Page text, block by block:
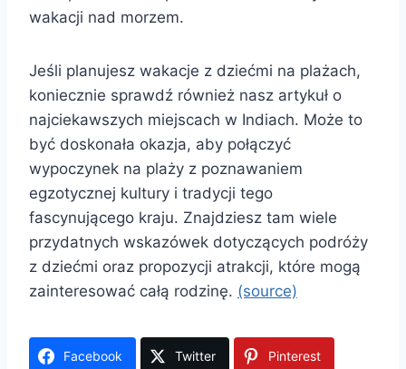
wakacji nad morzem.
Jeśli planujesz wakacje z dziećmi na plażach,
koniecznie sprawdź również nasz artykuł o
najciekawszych miejscach w Indiach. Może to
być doskonała okazja, aby połączyć
wypoczynek na plaży z poznawaniem
egzotycznej kultury i tradycji tego
fascynującego kraju. Znajdziesz tam wiele
przydatnych wskazówek dotyczących podróży
z dziećmi oraz propozycji atrakcji, które mogą
zainteresować całą rodzinę. (source)
Facebook Twitter Pinterest